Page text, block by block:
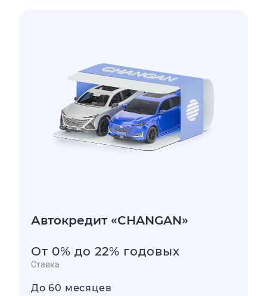
Автокредит «CHANGAN»
От 0% до 22% годовых
Ставка
До 60 месяцев